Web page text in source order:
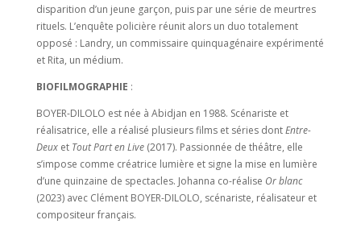
disparition d’un jeune garçon, puis par une série de meurtres
rituels. L’enquête policière réunit alors un duo totalement
opposé : Landry, un commissaire quinquagénaire expérimenté
et Rita, un médium.
BIOFILMOGRAPHIE :
BOYER-DILOLO est née à Abidjan en 1988. Scénariste et
réalisatrice, elle a réalisé plusieurs films et séries dontEntre-
Deuxet Tout Part en Live(2017). Passionnée de théâtre, elle
s’impose comme créatrice lumière et signe la mise en lumière
d’une quinzaine de spectacles. Johanna co-réalise Or blanc
(2023) avec Clément BOYER-DILOLO, scénariste, réalisateur et
compositeur français.